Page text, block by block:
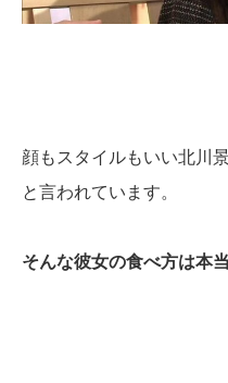
顔もスタイルもいい北川
と言われています。
そんな彼女の食べ方は本